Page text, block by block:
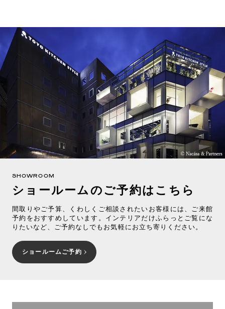
SHOWROOM
ショールームのご予約はこちら
間取りやご予算、くわしくご相談されたいお客様には、ご来館
予約をおすすめしています。インテリアだけふらっとご覧にな
りたいなど、ご予約なしでもお気軽にお立ち寄りください。
ショールームご予約